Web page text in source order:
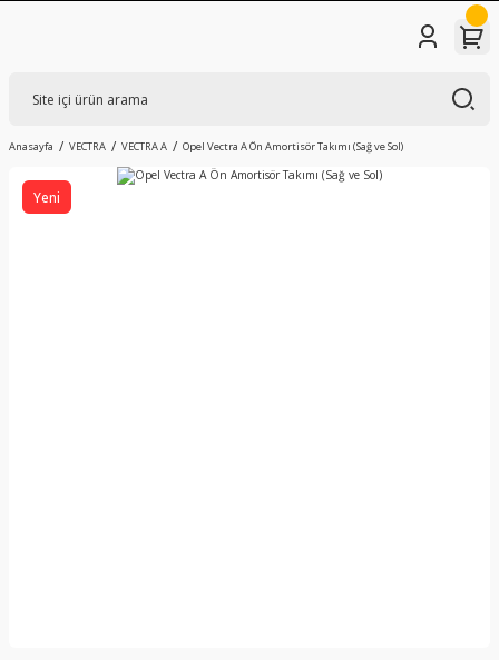
Anasayfa VECTRA VECTRA A Opel Vectra A Ön Amortisör Takımı (Sağ ve Sol)
Yeni